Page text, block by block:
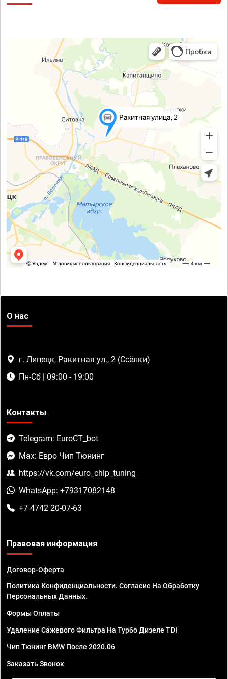
О нас
г. Липецк, Ракитная ул., 2 (Ссёлки)
Пн-Сб | 09:00 - 19:00
Контакты
Telegram: EuroCT_bot
Max: Евро Чип Тюнинг
https://vk.com/euro_chip_tuning
WhatsApp: +79317082148
+7 4742 20-07-63
Правовая информация
Договор-Оферта
Политика Конфиденциальности. Согласие На Обработку
Персональных Данных.
Формы Оплаты
Удаление Сажевого Фильтра На Турбо Дизеле TDI
Чип Тюнинг BMW После 2020.06
Заказать Звонок